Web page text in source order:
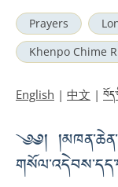
Prayers
Khenpo Chime
English | 中文 |
༄༅།